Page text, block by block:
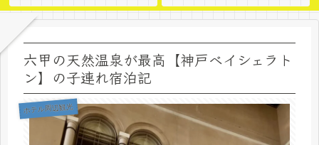
六甲の天然温泉が最高【神戸ベイシェラト
ン】の子連れ宿泊記
ホテル周辺観光